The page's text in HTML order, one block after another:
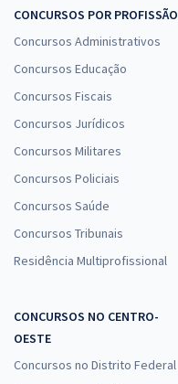
CONCURSOS POR PROFISSÃO
Concursos Administrativos
Concursos Educação
Concursos Fiscais
Concursos Jurídicos
Concursos Militares
Concursos Policiais
Concursos Saúde
Concursos Tribunais
Residência Multiprofissional
CONCURSOS NO CENTRO-
OESTE
Concursos no Distrito Federal